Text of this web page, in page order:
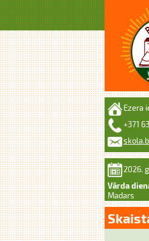
Ezera
+371
2026.
Vārda
Madars